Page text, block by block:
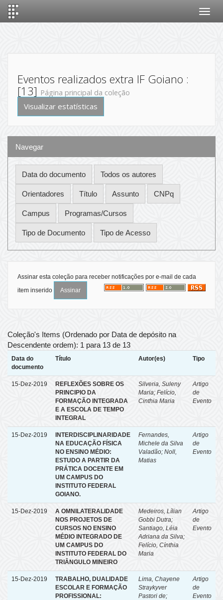
Eventos realizados extra IF Goiano :
[13] Página principal da coleção
Visualizar estatísticas
Navegar
Assinar esta coleção para receber notificações por e-mail de cada
item inserido
Coleção's Items (Ordenado por Data de depósito na
Descendente ordem): 1 para 13 de 13
Data do
documento
Título Autor(es) Tipo
15-Dez-2019
REFLEXÕES SOBRE OS
PRINCIPIO DA
FORMAÇÃO INTEGRADA
E A ESCOLA DE TEMPO
INTEGRAL
Silveria, Suleny
Maria; Felício,
Cinthia Maria
Artigo
de
Evento
15-Dez-2019
INTERDISCIPLINARIDADE
NA EDUCAÇÃO FÍSICA
NO ENSINO MÉDIO:
ESTUDO A PARTIR DA
PRÁTICA DOCENTE EM
UM CAMPUS DO
INSTITUTO FEDERAL
GOIANO.
Fernandes,
Michele da Silva
Valadão; Noll,
Matias
Artigo
de
Evento
15-Dez-2019
A OMNILATERALIDADE
NOS PROJETOS DE
CURSOS NO ENSINO
MÉDIO INTEGRADO DE
UM CAMPUS DO
INSTITUTO FEDERAL DO
TRIÂNGULO MINEIRO
Medeiros, Lílian
Gobbi Dutra;
Santiago, Léia
Adriana da Silva;
Felício, Cínthia
Maria
Artigo
de
Evento
15-Dez-2019
TRABALHO, DUALIDADE
ESCOLAR E FORMAÇÃO
PROFISSIONAL:
Lima, Chayene
Straykyver
Pastori de;
Artigo
de
Evento